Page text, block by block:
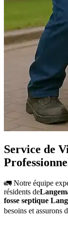
Service de
🚛 Notre équipe
résidents de
fosse septique
besoins et assurons